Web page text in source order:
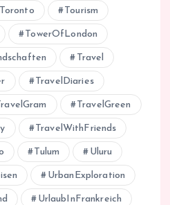
Toronto Tourism
TowerOfLondon
Travel
TravelDiaries
TravelGreen
TravelWithFriends
Tulum Uluru
UrbanExploration
UrlaubInFrankreich